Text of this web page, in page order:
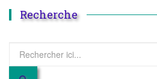
Recherche